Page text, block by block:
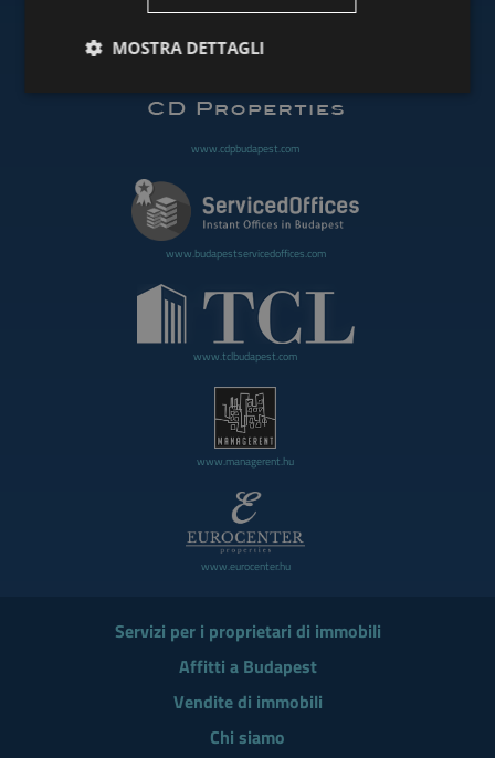
www.budapestpropertysellers.com
www.cdpbudapest.com
www.budapestservicedoffices.com
www.tclbudapest.com
www.managerent.hu
www.eurocenter.hu
Servizi per i proprietari di immobili
Affitti a Budapest
Vendite di immobili
Chi siamo
MOSTRA DETTAGLI